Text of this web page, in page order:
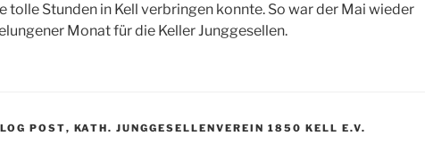
tolle Stunden in Kell verbringen konnte. So war der Mai wieder
Monat für die Keller Junggesellen.
POST, KATH. JUNGGESELLENVEREIN 1850 KELL E.V.